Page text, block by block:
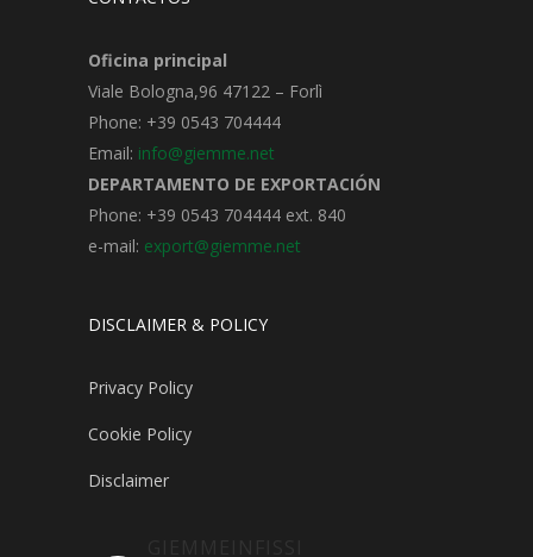
Oficina principal
Viale Bologna,96 47122 – Forlì
Phone: +39 0543 704444
Email: info@giemme.net
DEPARTAMENTO DE EXPORTACIÓN
Phone: +39 0543 704444 ext. 840
e-mail: export@giemme.net
DISCLAIMER & POLICY
Privacy Policy
Cookie Policy
Disclaimer